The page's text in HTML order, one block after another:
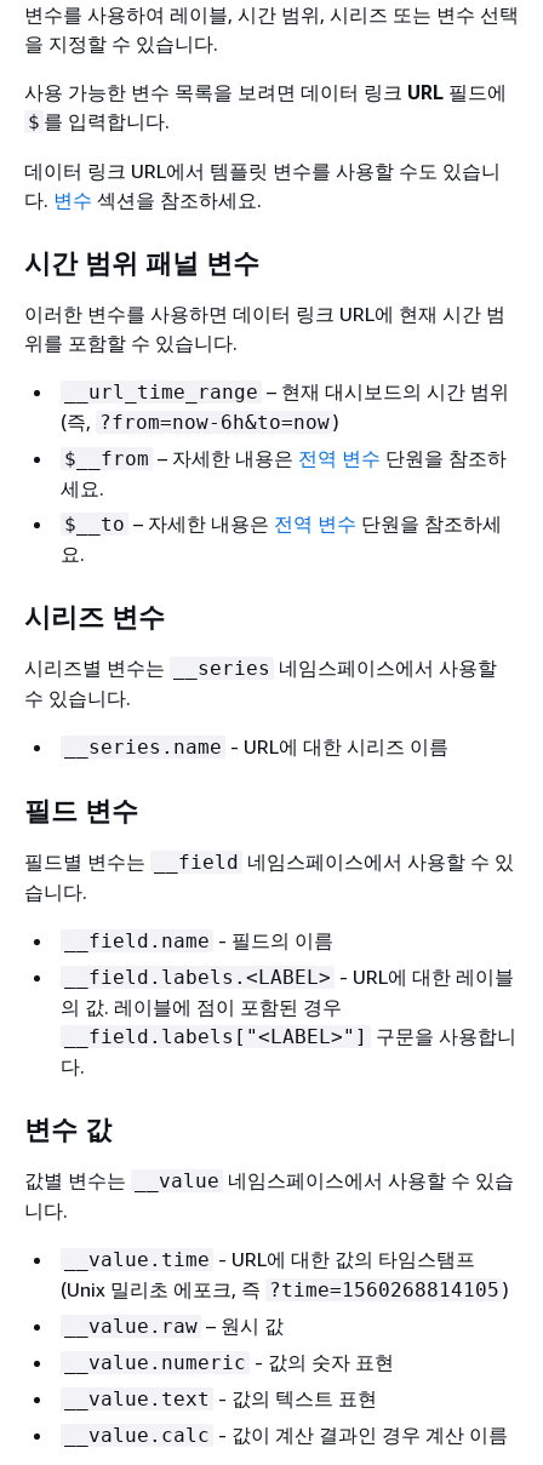
변수를 사용하여 레이블, 시간 범위, 시리즈 또는 변수 선택
을 지정할 수 있습니다.
사용 가능한 변수 목록을 보려면 데이터 링크 URL 필드에
$ 를 입력합니다.
데이터 링크 URL에서 템플릿 변수를 사용할 수도 있습니
다. 변수 섹션을 참조하세요.
시간 범위 패널 변수
이러한 변수를 사용하면 데이터 링크 URL에 현재 시간 범
위를 포함할 수 있습니다.
__url_time_range – 현재 대시보드의 시간 범위
(즉, ?from=now-6h&to=now)
$__from – 자세한 내용은 전역 변수 단원을 참조하
세요.
$__to – 자세한 내용은 전역 변수 단원을 참조하세
요.
시리즈 변수
시리즈별 변수는 __series 네임스페이스에서 사용할
수 있습니다.
__series.name - URL에 대한 시리즈 이름
필드 변수
필드별 변수는 __field 네임스페이스에서 사용할 수 있
습니다.
__field.name - 필드의 이름
__field.labels.<LABEL> - URL에 대한 레이블
의 값. 레이블에 점이 포함된 경우
__field.labels["<LABEL>"]
구문을 사용합니
다.
변수 값
값별 변수는 __value 네임스페이스에서 사용할 수 있습
니다.
__value.time - URL에 대한 값의 타임스탬프
(Unix 밀리초 에포크, 즉 ?time=1560268814105 )
__value.raw – 원시 값
__value.numeric - 값의 숫자 표현
__value.text - 값의 텍스트 표현
__value.calc - 값이 계산 결과인 경우 계산 이름